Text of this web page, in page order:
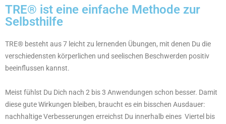
TRE® ist eine einfache Methode zur
Selbsthilfe
TRE® besteht aus 7 leicht zu lernenden Übungen, mit denen Du die
verschiedensten körperlichen und seelischen Beschwerden positiv
beeinflussen kannst.
Meist fühlst Du Dich nach 2 bis 3 Anwendungen schon besser. Damit
diese gute Wirkungen bleiben, braucht es ein bisschen Ausdauer:
nachhaltige Verbesserungen erreichst Du innerhalb eines Viertel bis